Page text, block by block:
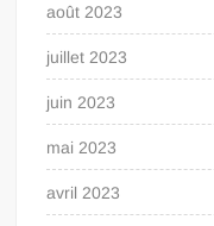
août 2023
juillet 2023
juin 2023
mai 2023
avril 2023